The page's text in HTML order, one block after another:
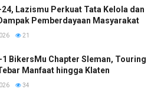
Lazismu Perkuat Tata Kelola dan
Pemberdayaan Masyarakat
21
BikersMu Chapter Sleman, Touring
Manfaat hingga Klaten
34